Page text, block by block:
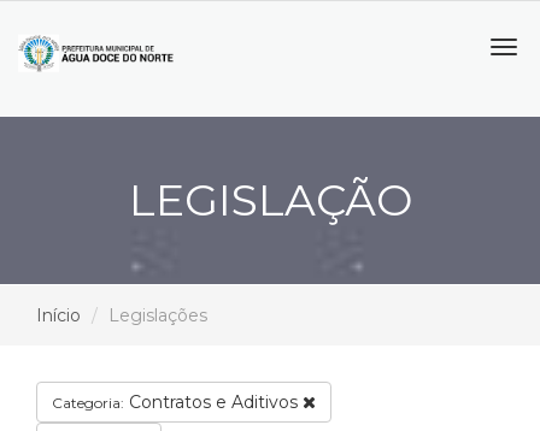
LEGISLAÇÃO
Início Legislações
Categoria: Contratos e Aditivos